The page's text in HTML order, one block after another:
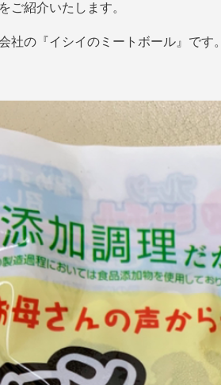
ご紹介いたします。
社の『イシイのミートボール』です。